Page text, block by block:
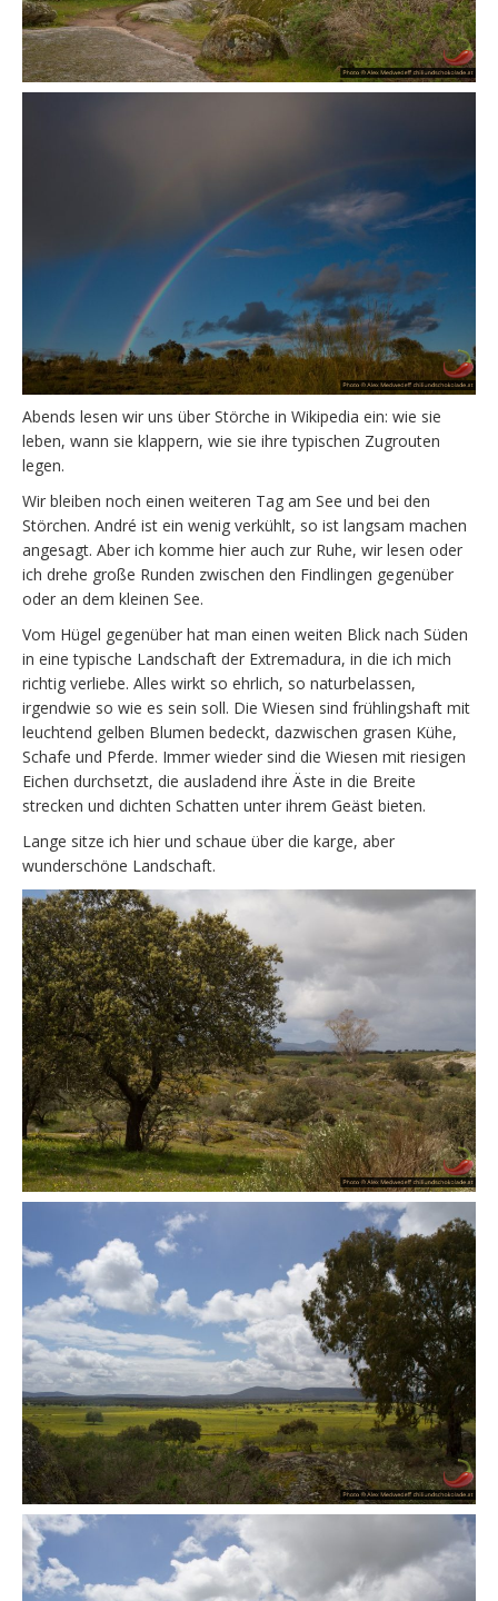
Abends lesen wir uns über Störche in Wikipedia ein: wie sie
leben, wann sie klappern, wie sie ihre typischen Zugrouten
legen.
Wir bleiben noch einen weiteren Tag am See und bei den
Störchen. André ist ein wenig verkühlt, so ist langsam machen
angesagt. Aber ich komme hier auch zur Ruhe, wir lesen oder
ich drehe große Runden zwischen den Findlingen gegenüber
oder an dem kleinen See.
Vom Hügel gegenüber hat man einen weiten Blick nach Süden
in eine typische Landschaft der Extremadura, in die ich mich
richtig verliebe. Alles wirkt so ehrlich, so naturbelassen,
irgendwie so wie es sein soll. Die Wiesen sind frühlingshaft mit
leuchtend gelben Blumen bedeckt, dazwischen grasen Kühe,
Schafe und Pferde. Immer wieder sind die Wiesen mit riesigen
Eichen durchsetzt, die ausladend ihre Äste in die Breite
strecken und dichten Schatten unter ihrem Geäst bieten.
Lange sitze ich hier und schaue über die karge, aber
wunderschöne Landschaft.